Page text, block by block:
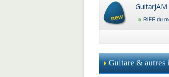
GuitarJAM
RIFF du
Guitare & autres